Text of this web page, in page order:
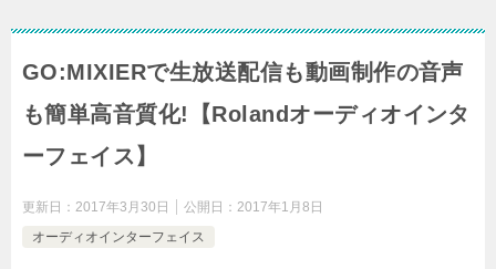
GO:MIXIERで生放送配信も動画制作の音声
も簡単高音質化!【Rolandオーディオインタ
ーフェイス】
更新日： 2017年3月30日 公開日： 2017年1月8日
オーディオインターフェイス